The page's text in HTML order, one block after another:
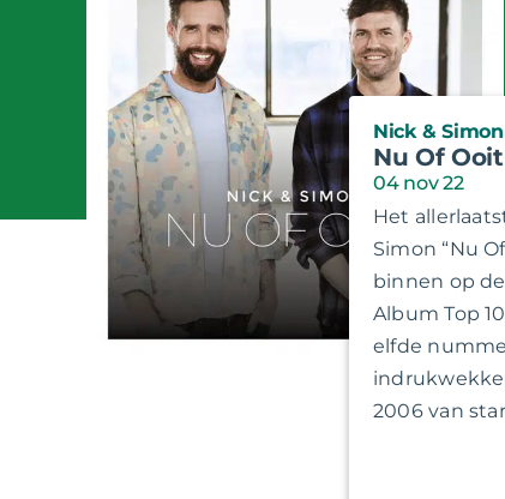
Nick & Simon
Nu Of Ooit
04 nov 22
Het
Simon “Nu
binnen op
Album Top
elfde
2006 van